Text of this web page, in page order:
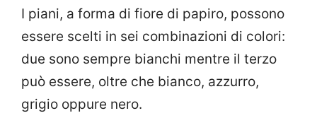
I piani, a forma di fiore di papiro, possono
essere scelti in sei combinazioni di colori:
due sono sempre bianchi mentre il terzo
può essere, oltre che bianco, azzurro,
grigio oppure nero.